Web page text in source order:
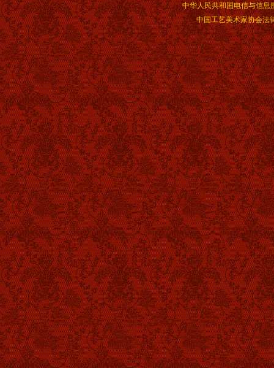
中华人民共和国电信与信息
中国工艺美术家协会法